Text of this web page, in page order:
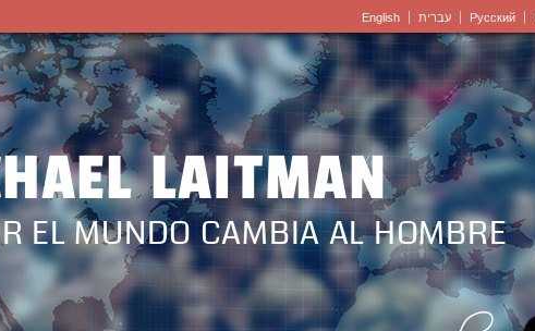
English עברית Pусский
LAITMAN
EL MUNDO CAMBIA AL HOMBRE